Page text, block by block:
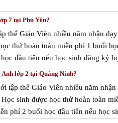
7 tại Phú Yên?
thể Giáo Viên nhiều năm nhận
thử hoàn toàn miễn phí 1 buổi
đầu tiên nếu học sinh đăng ký
lớp 2 tại Quảng Ninh?
tập thể Giáo Viên nhiều năm
sinh được học thử hoàn toàn
phí 2 buổi học đầu tiên nếu học